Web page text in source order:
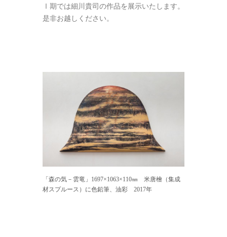
Ⅰ期では細川貴司の作品を展示いたします。
是非お越しください。
「森の気－雲竜」1697×1063×110㎜ 米唐檜（集成
材スプルース）に色鉛筆、油彩 2017年